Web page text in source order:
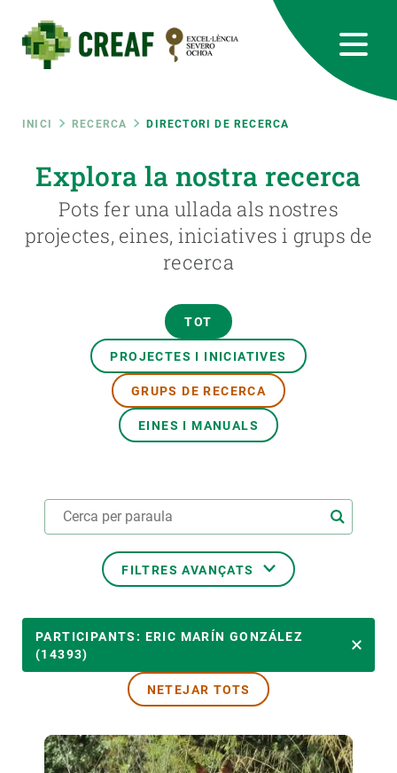
contingut
Fil
d'ariadna
INICI RECERCA DIRECTORI DE RECERCA
Explora la nostra recerca
Pots fer una ullada als nostres
projectes, eines, iniciatives i grups de
recerca
TOT
PROJECTES I INICIATIVES
GRUPS DE RECERCA
EINES I MANUALS
FILTRES AVANÇATS
TEMES TRANSVERSALS
LIDERAT PER
PARTICIPANTS: ERIC MARÍN GONZÁLEZ
(14393)
NETEJAR TOTS
RRSS
Featured
responsive
INTRANET
Responsive
menu
CIÈNCIA EN ACCIÓ
UNEIX-TE A NOSALTRES